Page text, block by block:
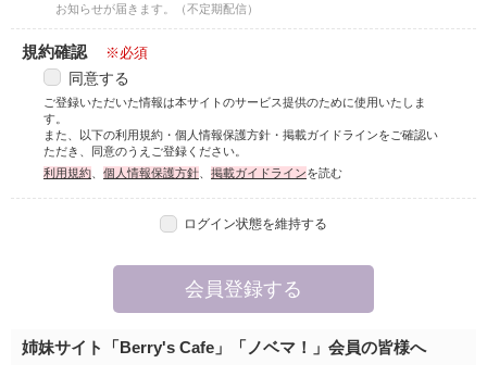
お知らせが届きます。（不定期配信）
規約確認 ※必須
同意する
ご登録いただいた情報は本サイトのサービス提供のために使用いたしま
す。
また、以下の利用規約・個人情報保護方針・掲載ガイドラインをご確認い
ただき、同意のうえご登録ください。
利用規約、 個人情報保護方針、 掲載ガイドラインを読む
ログイン状態を維持する
姉妹サイト「Berry's Cafe」「ノベマ！」会員の皆様へ